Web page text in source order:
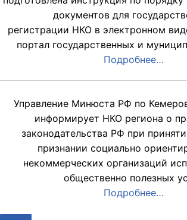
документов для
регистрации НКО в электронном
портал государственных и
Подробнее…
Управление Минюста РФ по
информирует НКО региона о
законодательства РФ при
признании социально
некоммерческих организаций
общественно полезных
Подробнее…